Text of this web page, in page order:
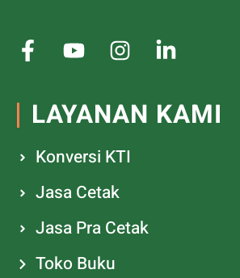
LAYANAN KAMI
Konversi KTI
Jasa Cetak
Jasa Pra Cetak
Toko Buku